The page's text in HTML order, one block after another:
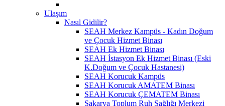
Ulaşım
Nasıl Gidilir?
SEAH Merkez Kampüs - Kadın Doğum
ve Çocuk Hizmet Binası
SEAH Ek Hizmet Binası
SEAH İstasyon Ek Hizmet Binası (Eski
K.Doğum ve Çocuk Hastanesi)
SEAH Korucuk Kampüs
SEAH Korucuk AMATEM Binası
SEAH Korucuk ÇEMATEM Binası
Sakarya Toplum Ruh Sağlığı Merkezi